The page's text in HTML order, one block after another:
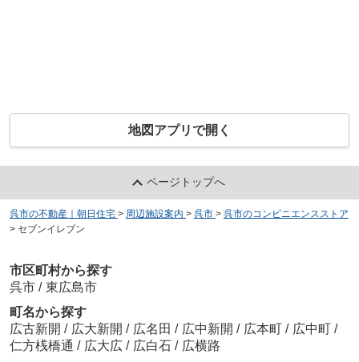
地図アプリで開く
ページトップへ
呉市の不動産｜朝日住宅 > 周辺施設案内 > 呉市 > 呉市のコンビニエンスストア
> セブンイレブン
市区町村から探す
呉市 / 東広島市
町名から探す
広古新開 / 広大新開 / 広名田 / 広中新開 / 広本町 / 広中町 /
仁方桟橋通 / 広大広 / 広白石 / 広横路